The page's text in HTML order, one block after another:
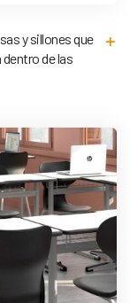
y sillones que
de las